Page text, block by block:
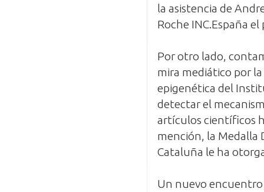
la asistencia de
Roche INC.España
Por otro lado,
mira mediático por
epigenética del
detectar el
artículos científicos
mención, la Medalla
Cataluña le ha
Un nuevo encuentro